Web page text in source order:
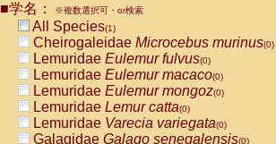
CebidaeCebus nigrivittatus
CebidaeCebus
CebidaeSaimiri boliviensis(0)
CebidaeSaimiri sciureus(0)
AtelidaeAlouatta caraya(0)
AtelidaeAlouatta fusca(0)
AtelidaeAlouatta seniculus
AtelidaeAlouattaspp.(0)
AtelidaeAteles belzebuth(0)
■学名： ※複数選択可・or検索
All Species(1)
Cheirogaleidae Microcebus murinus(0)
Lemuridae Eulemur fulvus(0)
Lemuridae Eulemur macaco(0)
Lemuridae Eulemur mongoz(0)
Lemuridae Lemur catta(0)
Lemuridae Varecia variegata(0)
Galagidae Galago senegalensis(0)